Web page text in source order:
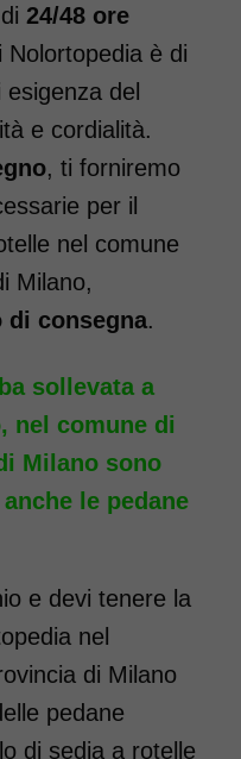
ingombro
cm
per il
e ascensori
totale della
di soli 50
può
24/48 ore
Nolortopedia è di
del
e cordialità.
, ti forniremo
per il
nel comune
Milano,
di consegna.
sollevata a
nel comune di
Milano sono
le pedane
e devi tenere la
nel
di Milano
pedane
di sedia a rotelle